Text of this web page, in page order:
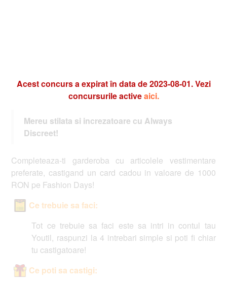
Acest concurs a expirat în data de 2023-08-01. Vezi
concursurile activeaici.
Mereu stilata si increzatoare cu Always
Discreet!
Completeaza-ti garderoba cu articolele vestimentare
preferate, castigand un card cadou in valoare de 1000
RON pe Fashion Days!
Ce trebuie sa faci:
Tot ce trebuie sa faci este sa intri in contul tau
Youtil, raspunzi la 4 intrebari simple si poti fi chiar
tu castigatoare!
Ce poti sa castigi: